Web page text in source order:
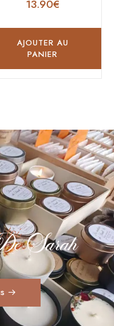
13.90€
AJOUTER AU
PANIER
toi
Sarah